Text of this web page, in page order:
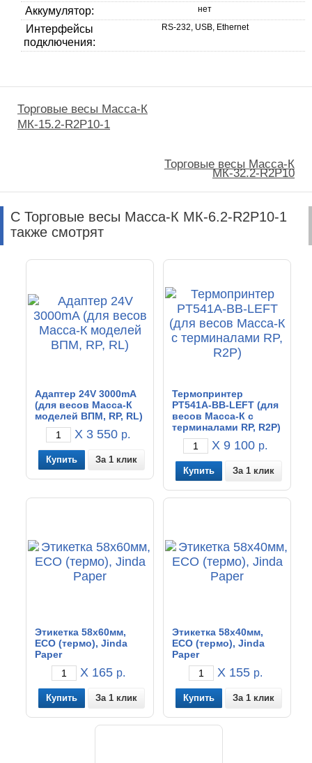
Аккумулятор: нет
Интерфейсы
подключения:
RS-232, USB, Ethernet
Торговые весы Масса-К
МК-15.2-R2P10-1
Торговые весы Масса-К
МК-32.2-R2P10
С Торговые весы Масса-К МК-6.2-R2P10-1
также смотрят
Адаптер 24V 3000mA
(для весов Масса-К
моделей ВПМ, RP, RL)
X 3 550 р.
За 1 клик
Термопринтер
PT541A-BB-LEFT (для
весов Масса-К с
терминалами RP, R2P)
X 9 100 р.
За 1 клик
Этикетка 58x60мм,
ECO (термо), Jinda
Paper
X 165 р.
За 1 клик
Этикетка 58x40мм,
ECO (термо), Jinda
Paper
X 155 р.
За 1 клик